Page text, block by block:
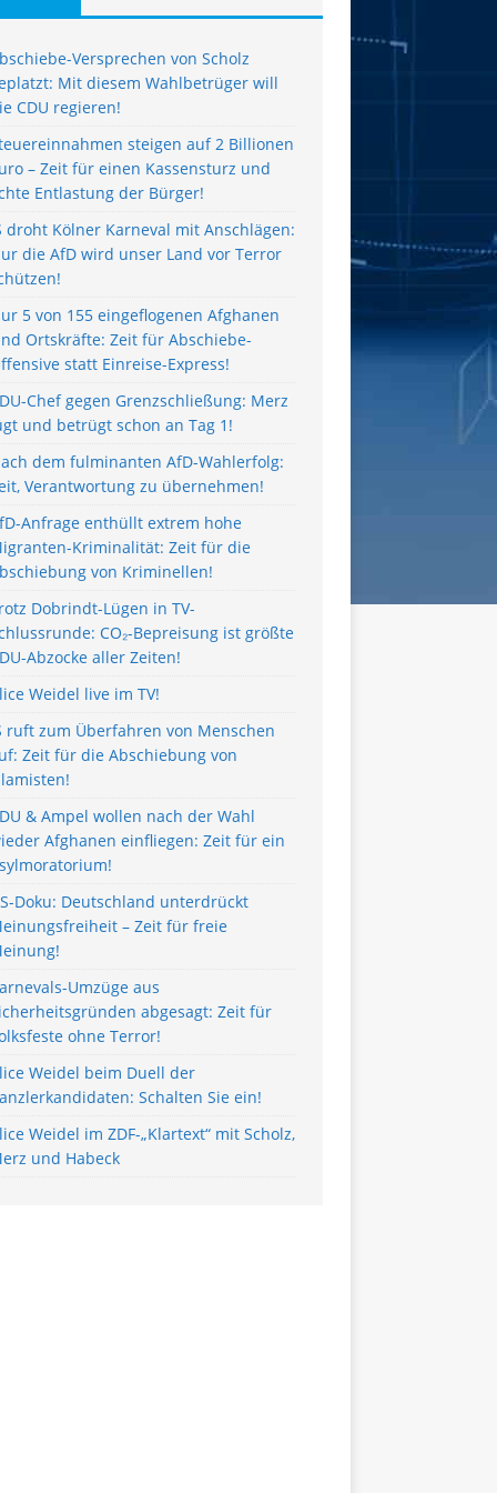
Versprechen von Scholz
Mit diesem Wahlbetrüger will
CDU regieren!
steigen auf 2 Billionen
– Zeit für einen Kassensturz und
Entlastung der Bürger!
droht Kölner Karneval mit Anschlägen:
die AfD wird unser Land vor Terror
5 von 155 eingeflogenen Afghanen
Ortskräfte: Zeit für Abschiebe-
statt Einreise-Express!
Chef gegen Grenzschließung: Merz
und betrügt schon an Tag 1!
dem fulminanten AfD-Wahlerfolg:
Verantwortung zu übernehmen!
Anfrage enthüllt extrem hohe
Kriminalität: Zeit für die
von Kriminellen!
Dobrindt-Lügen in TV-
CO₂-Bepreisung ist größte
Abzocke aller Zeiten!
Weidel live im TV!
ruft zum Überfahren von Menschen
Zeit für die Abschiebung von
& Ampel wollen nach der Wahl
Afghanen einfliegen: Zeit für ein
Doku: Deutschland unterdrückt
– Zeit für freie
Umzüge aus
abgesagt: Zeit für
ohne Terror!
Weidel beim Duell der
Schalten Sie ein!
Weidel im ZDF-„Klartext“ mit Scholz,
und Habeck